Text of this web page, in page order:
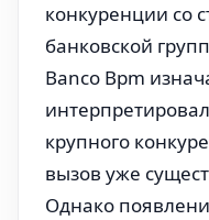
конкуренции со
банковской
Banco Bpm
крупного
вызов уже
Однако